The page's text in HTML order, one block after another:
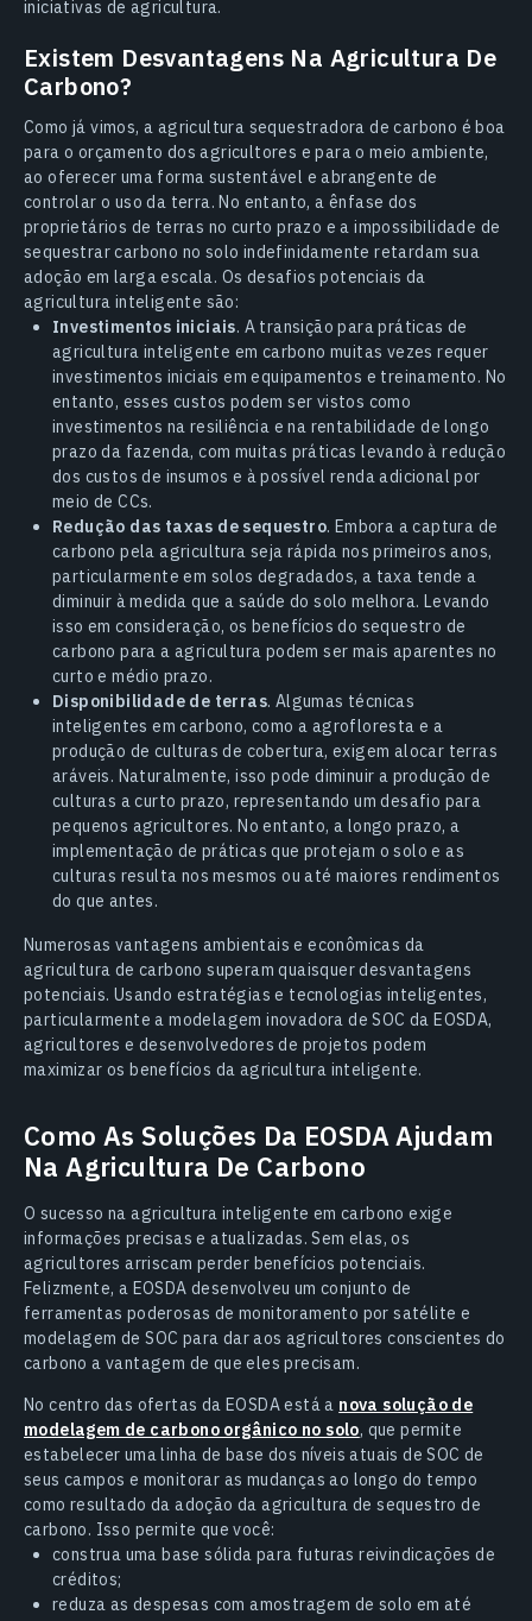
iniciativas de agricultura.
Existem Desvantagens Na Agricultura De
Carbono?
Como já vimos, a agricultura sequestradora de carbono é boa
para o orçamento dos agricultores e para o meio ambiente,
ao oferecer uma forma sustentável e abrangente de
controlar o uso da terra. No entanto, a ênfase dos
proprietários de terras no curto prazo e a impossibilidade de
sequestrar carbono no solo indefinidamente retardam sua
adoção em larga escala. Os desafios potenciais da
agricultura inteligente são:
Investimentos iniciais. A transição para práticas de
agricultura inteligente em carbono muitas vezes requer
investimentos iniciais em equipamentos e treinamento. No
entanto, esses custos podem ser vistos como
investimentos na resiliência e na rentabilidade de longo
prazo da fazenda, com muitas práticas levando à redução
dos custos de insumos e à possível renda adicional por
meio de CCs.
Redução das taxas de sequestro. Embora a captura de
carbono pela agricultura seja rápida nos primeiros anos,
particularmente em solos degradados, a taxa tende a
diminuir à medida que a saúde do solo melhora. Levando
isso em consideração, os benefícios do sequestro de
carbono para a agricultura podem ser mais aparentes no
curto e médio prazo.
Disponibilidade de terras. Algumas técnicas
inteligentes em carbono, como a agrofloresta e a
produção de culturas de cobertura, exigem alocar terras
aráveis. Naturalmente, isso pode diminuir a produção de
culturas a curto prazo, representando um desafio para
pequenos agricultores. No entanto, a longo prazo, a
implementação de práticas que protejam o solo e as
culturas resulta nos mesmos ou até maiores rendimentos
do que antes.
Numerosas vantagens ambientais e econômicas da
agricultura de carbono superam quaisquer desvantagens
potenciais. Usando estratégias e tecnologias inteligentes,
particularmente a modelagem inovadora de SOC da EOSDA,
agricultores e desenvolvedores de projetos podem
maximizar os benefícios da agricultura inteligente.
Como As Soluções Da EOSDA Ajudam
Na Agricultura De Carbono
O sucesso na agricultura inteligente em carbono exige
informações precisas e atualizadas. Sem elas, os
agricultores arriscam perder benefícios potenciais.
Felizmente, a EOSDA desenvolveu um conjunto de
ferramentas poderosas de monitoramento por satélite e
modelagem de SOC para dar aos agricultores conscientes do
carbono a vantagem de que eles precisam.
No centro das ofertas da EOSDA está a nova solução de
modelagem de carbono orgânico no solo, que permite
estabelecer uma linha de base dos níveis atuais de SOC de
seus campos e monitorar as mudanças ao longo do tempo
como resultado da adoção da agricultura de sequestro de
carbono. Isso permite que você:
construa uma base sólida para futuras reivindicações de
créditos;
reduza as despesas com amostragem de solo em até